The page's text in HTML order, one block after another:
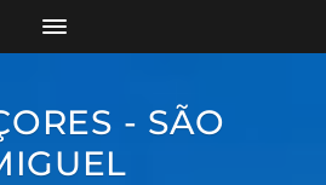
- SÃO